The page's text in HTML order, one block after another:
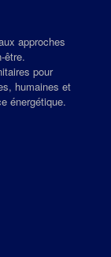
approches
pour
humaines et
énergétique.